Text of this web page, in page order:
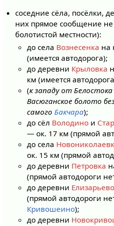
соседние сёла, посёлки,
них прямое сообщение
болотистой местности):
до села Вознесенка на
(имеется автодорога);
до деревни Крыловка
км (имеется
(к западу от
Васюганское болото
самогоБакчара);
до сёл Володино и
— ок. 17 км (прямой
до села
ок. 15 км (прямой
до деревни Петровка
(прямой автодороги
до деревни Елизарьево
(прямой автодороги
Кривошеино);
до деревни